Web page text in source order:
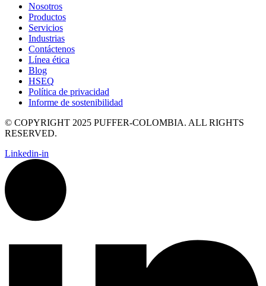
Nosotros
Productos
Servicios
Industrias
Contáctenos
Línea ética
Blog
HSEQ
Política de privacidad
Informe de sostenibilidad
© COPYRIGHT 2025 PUFFER-COLOMBIA. ALL RIGHTS
RESERVED.
Linkedin-in